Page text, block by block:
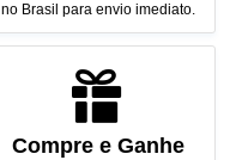
no Brasil para envio imediato.
Compre e Ganhe